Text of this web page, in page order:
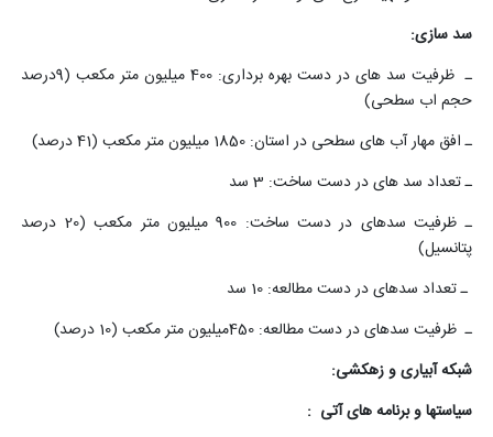
سد سازی:
ـ ظرفیت سد های در دست بهره برداری: 400 میلیون متر مکعب (9درصد
حجم اب سطحی)
ـ افق مهار آب های سطحی در استان: 1850 میلیون متر مکعب (41 درصد)
ـ تعداد سد های در دست ساخت: 3 سد
ـ ظرفیت سدهای در دست ساخت: 900 میلیون متر مکعب (20 درصد
پتانسیل)
ـ تعداد سدهای در دست مطالعه: 10 سد
ـ ظرفیت سدهای در دست مطالعه: 450میلیون متر مکعب (10 درصد)
شبکه آبیاری و زهکشی:
سیاستها و برنامه های آتی :